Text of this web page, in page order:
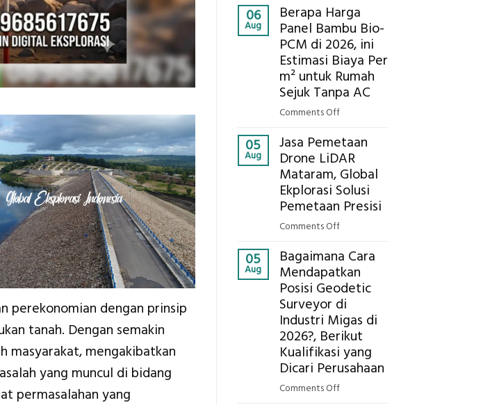
perekonomian dengan prinsip
tanah. Dengan semakin
masyarakat, mengakibatkan
yang muncul di bidang
permasalahan yang
Pemasangan
Bowplank
Mataram,
Global
Ekplorasi.Menggunakan
Alat
untuk
Hasil
Akurat
06
Aug
Berapa Harga
Panel Bambu Bio-
PCM di 2026, ini
Estimasi Biaya Per
m² untuk Rumah
Sejuk Tanpa AC
Comments Offon
Harga
Panel
Bambu
Bio-
PCM
Estimasi
Biaya
Per
m²
untuk
Rumah
Sejuk
Tanpa
AC
05
Aug
Jasa Pemetaan
Drone LiDAR
Mataram, Global
Ekplorasi Solusi
Pemetaan Presisi
Comments Offon
Pemetaan
Drone
LiDAR
Mataram,
Global
Ekplorasi
Solusi
Pemetaan
05
Aug
Bagaimana Cara
Mendapatkan
Posisi Geodetic
Surveyor di
Industri Migas di
2026?, Berikut
Kualifikasi yang
Dicari Perusahaan
Comments Offon